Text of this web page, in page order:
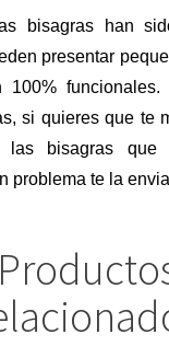
bisagras han
presentar
100% funcionales.
si quieres que te
bisagras que
problema te la